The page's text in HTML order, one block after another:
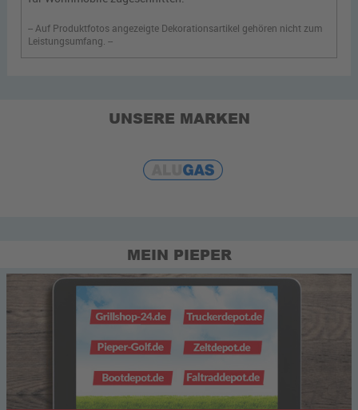
-- Auf Produktfotos angezeigte Dekorationsartikel gehören nicht zum
Leistungsumfang. --
UNSERE MARKEN
MEIN PIEPER